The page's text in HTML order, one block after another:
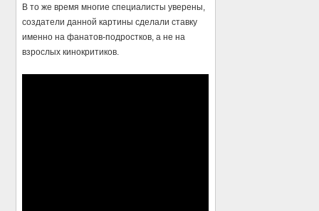
В то же время многие специалисты уверены,
создатели данной картины сделали ставку
именно на фанатов-подростков, а не на
взрослых кинокритиков.